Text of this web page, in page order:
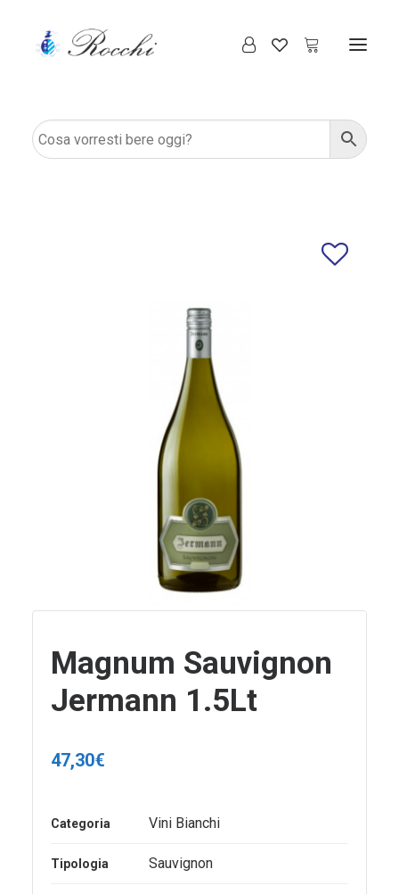
Magnum Sauvignon
Jermann 1.5Lt
47,30€
Categoria Vini Bianchi
Tipologia Sauvignon